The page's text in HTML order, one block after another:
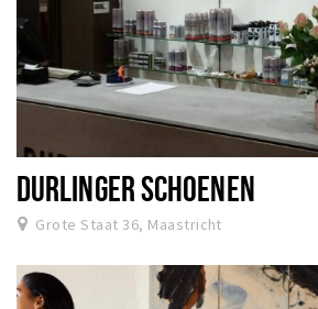
DURLINGER SCHOENEN
Grote Staat 36, Maastricht